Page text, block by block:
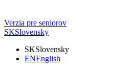
Verzia pre seniorov
SKSlovensky
SKSlovensky
ENEnglish